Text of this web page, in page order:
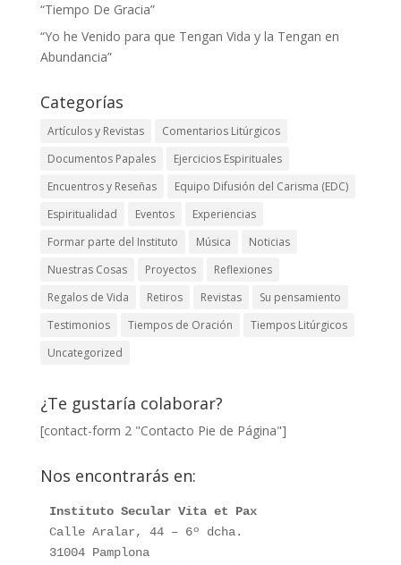
“Tiempo De Gracia”
“Yo he Venido para que Tengan Vida y la Tengan en
Abundancia”
Categorías
Artículos y Revistas
Comentarios Litúrgicos
Documentos Papales
Ejercicios Espirituales
Encuentros y Reseñas
Equipo Difusión del Carisma (EDC)
Espiritualidad
Eventos
Experiencias
Formar parte del Instituto
Música
Noticias
Nuestras Cosas
Proyectos
Reflexiones
Regalos de Vida
Retiros Revistas
Su pensamiento
Testimonios
Tiempos de Oración
Tiempos Litúrgicos
Uncategorized
¿Te gustaría colaborar?
[contact-form 2 "Contacto Pie de Página"]
Nos encontrarás en:
Instituto Secular Vita et Pax
Calle Aralar, 44 – 6º dcha.
31004 Pamplona